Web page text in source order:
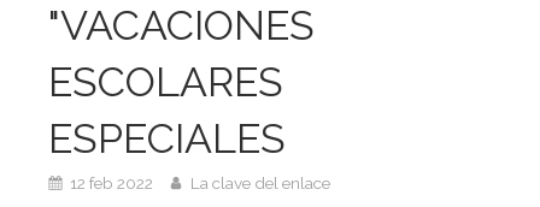
"VACACIONES
ESCOLARES
ESPECIALES
12 feb 2022 La clave del enlace